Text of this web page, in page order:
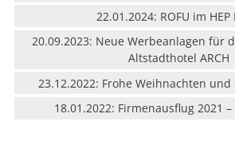
22.01.2024: ROFU im HEP
20.09.2023: Neue Werbeanlagen für
Altstadthotel ARCH
23.12.2022: Frohe Weihnachten
18.01.2022: Firmenausflug 2021 –